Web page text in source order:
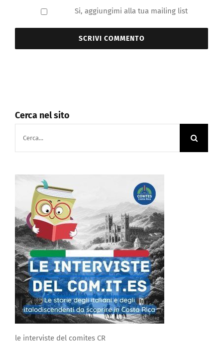
Si, aggiungimi alla tua mailing list